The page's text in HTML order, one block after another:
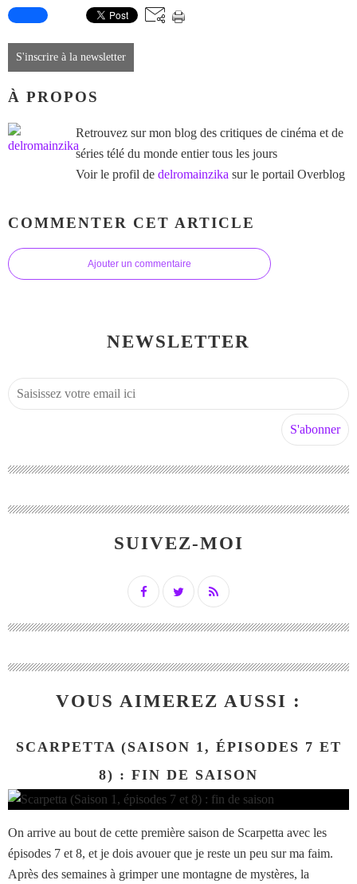
S'inscrire à la newsletter
À PROPOS
Retrouvez sur mon blog des critiques de cinéma et de
séries télé du monde entier tous les jours
Voir le profil de delromainzika sur le portail Overblog
COMMENTER CET ARTICLE
Ajouter un commentaire
NEWSLETTER
SUIVEZ-MOI
VOUS AIMEREZ AUSSI :
SCARPETTA (SAISON 1, ÉPISODES 7 ET
8) : FIN DE SAISON
On arrive au bout de cette première saison de Scarpetta avec les
épisodes 7 et 8, et je dois avouer que je reste un peu sur ma faim.
Après des semaines à grimper une montagne de mystères, la